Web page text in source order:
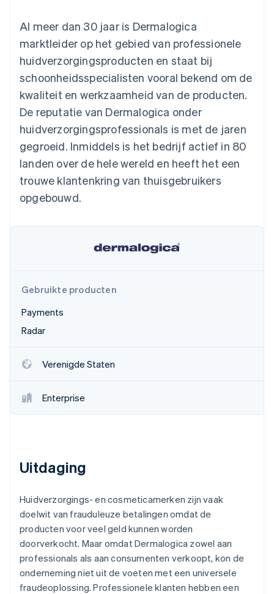
Terminal
Authorization
Boost
Optimaliseer de
acceptatie
Link
Financial
Connections
Data gekoppelde
rekeningen
Meer
Ontdek wat er in het verschiet ligt
Oprichting van een start-up
CO₂-verwijdering
Identity
Stripe Sessions 2026
Platforms
SaaS
Per branche
AI-bedrijven
Creator economy
Gaming
Horeca, reizen en vrije
tijd
Media en entertainment
Professionele
Publieke sector
bieden
Betaalkaarten uitgeven
die door stablecoins
worden gedekt
Diensten voorzien en
beheren met agents
Bronnen
App-integraties
Developerblog
Productroadmap
Jaarlijks congres
Sessions
Vacatures
Stripe Newsroom
Stripe Press
Contact
Neem contact op
Partner worden
Al meer dan 30 jaar is Dermalogica
marktleider op het gebied van professionele
huidverzorgingsproducten en staat bij
schoonheidsspecialisten vooral bekend om de
kwaliteit en werkzaamheid van de producten.
De reputatie van Dermalogica onder
huidverzorgingsprofessionals is met de jaren
gegroeid. Inmiddels is het bedrijf actief in 80
landen over de hele wereld en heeft het een
trouwe klantenkring van thuisgebruikers
opgebouwd.
Gebruikte producten
Payments
Radar
Verenigde Staten
Enterprise
Uitdaging
Huidverzorgings- en cosmeticamerken zijn vaak
doelwit van frauduleuze betalingen omdat de
producten voor veel geld kunnen worden
doorverkocht. Maar omdat Dermalogica zowel aan
professionals als aan consumenten verkoopt, kon de
onderneming niet uit de voeten met een universele
fraudeoplossing. Professionele klanten hebben een